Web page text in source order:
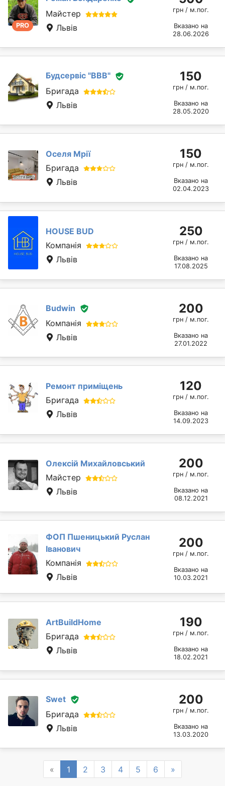
PRO
Майстер
Львів
грн / м.пог.
Вказано на
28.06.2026
Будсервіс "ВВВ"
Бригада
Львів
150
грн / м.пог.
Вказано на
28.05.2020
Оселя Мрії
Бригада
Львів
150
грн / м.пог.
Вказано на
02.04.2023
HOUSE BUD
Компанія
Львів
250
грн / м.пог.
Вказано на
17.08.2025
Budwin
Компанія
Львів
200
грн / м.пог.
Вказано на
27.01.2022
Ремонт приміщень
Бригада
Львів
120
грн / м.пог.
Вказано на
14.09.2023
Олексій Михайловський
Майстер
Львів
200
грн / м.пог.
Вказано на
08.12.2021
ФОП Пшеницький Руслан
Іванович
Компанія
Львів
200
грн / м.пог.
Вказано на
10.03.2021
ArtBuildHome
Бригада
Львів
190
грн / м.пог.
Вказано на
18.02.2021
Swet
Бригада
Львів
200
грн / м.пог.
Вказано на
13.03.2020
« Previous
1 2 3 4 5 6 »